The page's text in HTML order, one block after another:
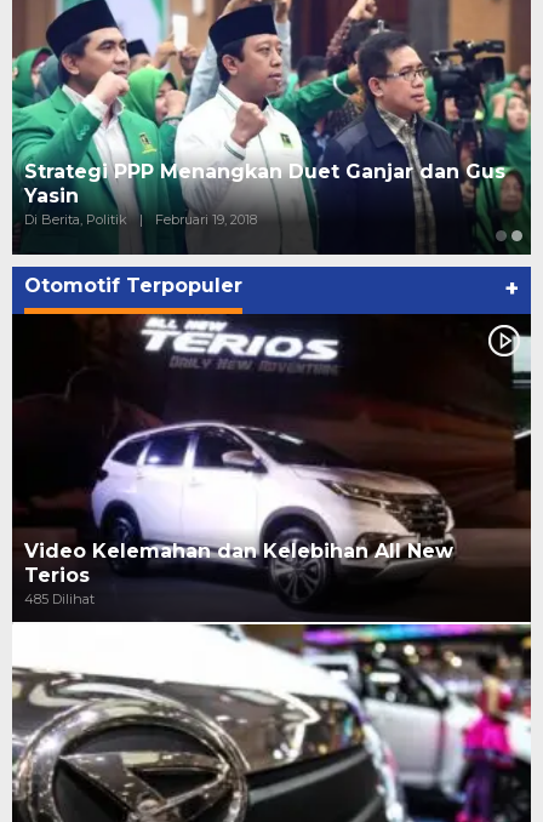
Strategi PPP Menangkan Duet Ganjar dan Gus
Yasin
Di Berita, Politik | Februari 19, 2018
Otomotif Terpopuler +
Video Kelemahan dan Kelebihan All New
Terios
485 Dilihat